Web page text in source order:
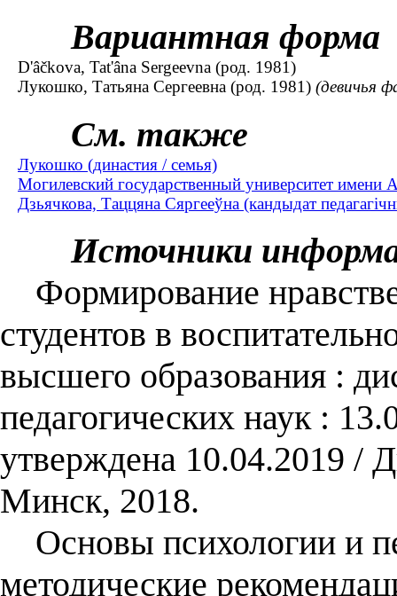
Вариантная форма
D'âčkova, Tat'âna Sergeevna (род. 1981)
Лукошко, Татьяна Сергеевна (род. 1981) (девичья
См. также
Лукошко (династия / семья)
Могилевский государственный университет имени
Дзьячкова, Таццяна Сяргееўна (кандыдат
Источники
Формирование
студентов в
высшего образования :
педагогических наук :
утверждена 10.04.2019 /
Минск, 2018.
Основы психологии и
методические